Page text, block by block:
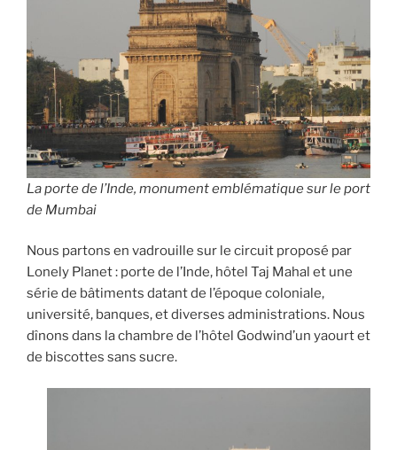
La porte de l’Inde, monument emblématique sur le port
de Mumbai
Nous partons en vadrouille sur le circuit proposé par
Lonely Planet : porte de l’Inde, hôtel Taj Mahal et une
série de bâtiments datant de l’époque coloniale,
université, banques, et diverses administrations. Nous
dînons dans la chambre de l’hôtel Godwind’un yaourt et
de biscottes sans sucre.